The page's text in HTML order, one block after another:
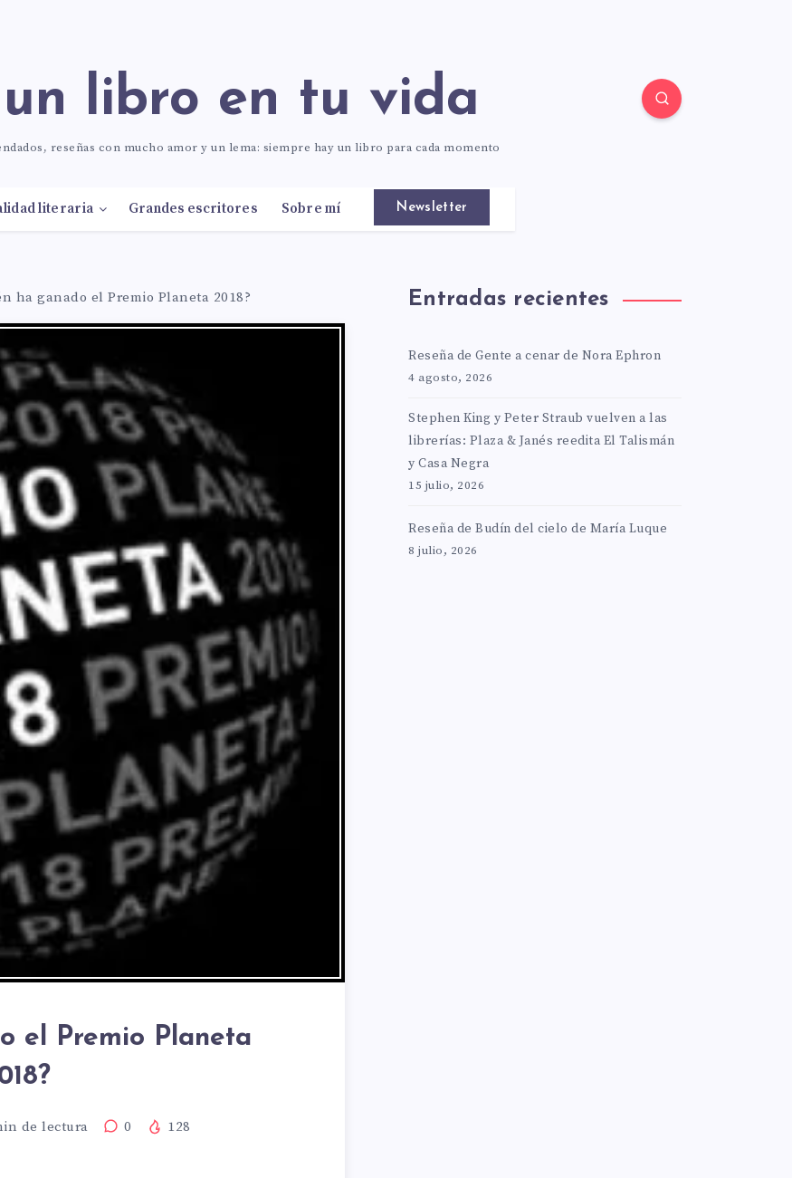
un libro en tu vida
reseñas con mucho amor y un lema: siempre hay un libro para cada momento
literaria Grandes escritores Sobre mí Newsletter
ha ganado el Premio Planeta 2018?
el Premio Planeta
de lectura 0 128
Entradas recientes
Reseña de Gente a cenar de Nora Ephron
4 agosto, 2026
Stephen King y Peter Straub vuelven a las
librerías: Plaza & Janés reedita El Talismán
y Casa Negra
15 julio, 2026
Reseña de Budín del cielo de María Luque
8 julio, 2026